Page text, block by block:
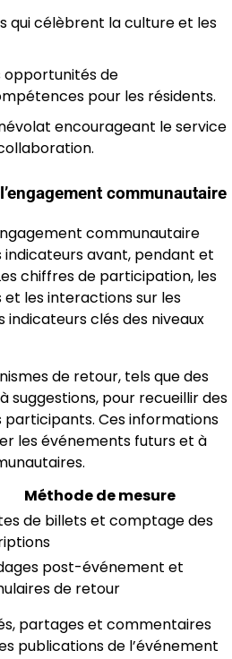
qui célèbrent la culture et les
de
pour les résidents.
encourageant le service
communautaire
communautaire
indicateurs avant, pendant et
chiffres de participation, les
les interactions sur les
indicateurs clés des niveaux
de retour, tels que des
suggestions, pour recueillir des
Ces informations
les événements futurs et à
Méthode de mesure
de billets et comptage des
post-événement et
de retour
partages et commentaires
publications de l’événement